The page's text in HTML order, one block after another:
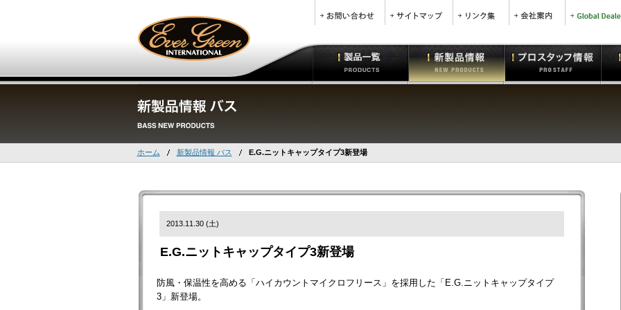
ホーム 新製品情報 バス E.G.ニットキャップタイプ3新登場
2013.11.30 (土)
E.G.ニットキャップタイプ3新登場
防風・保温性を高める「ハイカウントマイクロフリース」を採用した「E.G.ニットキャップタイプ
3」新登場。